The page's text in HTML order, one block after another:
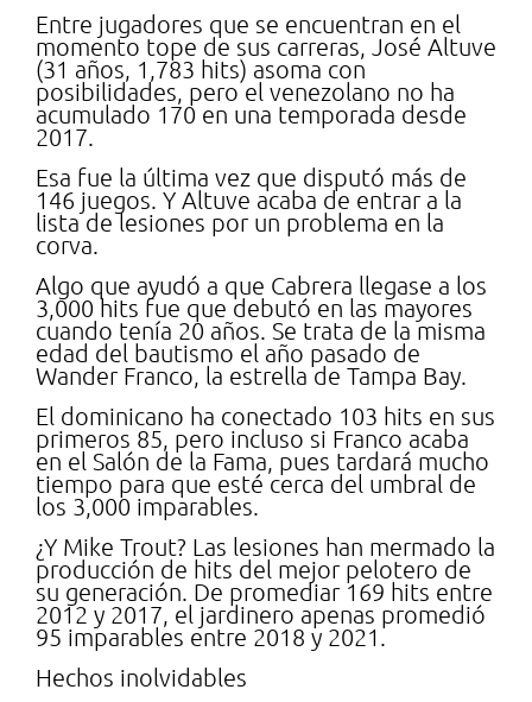
Entre jugadores que se encuentran en el
momento tope de sus carreras, José Altuve
(31 años, 1,783 hits) asoma con
posibilidades, pero el venezolano no ha
acumulado 170 en una temporada desde
2017.
Esa fue la última vez que disputó más de
146 juegos. Y Altuve acaba de entrar a la
lista de lesiones por un problema en la
corva.
Algo que ayudó a que Cabrera llegase a los
3,000 hits fue que debutó en las mayores
cuando tenía 20 años. Se trata de la misma
edad del bautismo el año pasado de
Wander Franco, la estrella de Tampa Bay.
El dominicano ha conectado 103 hits en sus
primeros 85, pero incluso si Franco acaba
en el Salón de la Fama, pues tardará mucho
tiempo para que esté cerca del umbral de
los 3,000 imparables.
¿Y Mike Trout? Las lesiones han mermado la
producción de hits del mejor pelotero de
su generación. De promediar 169 hits entre
2012 y 2017, el jardinero apenas promedió
95 imparables entre 2018 y 2021.
Hechos inolvidables